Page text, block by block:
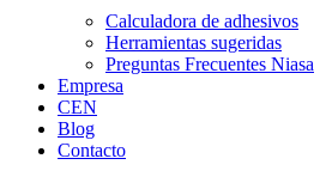
Calculadora de adhesivos
Herramientas sugeridas
Preguntas Frecuentes Niasa
Empresa
CEN
Blog
Contacto